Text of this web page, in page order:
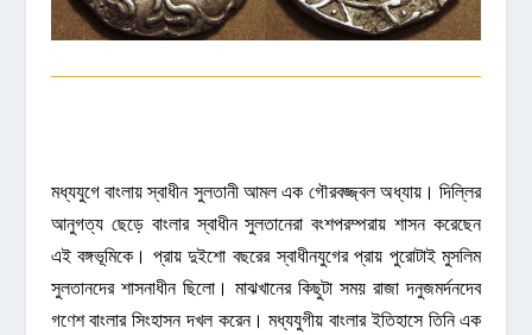
মধ্যযুগেবাংলায় স্বাধীন সুলতানী আমল এক গৌরবজ্জ্বল অধ্যায়। দিল্লির
আনুগত্য ছেড়ে বাংলার স্বাধীন সুলতানেরা বংশপরম্পরায় শাসন করেছেন
এই বঙ্গভূমিকে। প্রায় দুইশো বছরের স্বাধীনযুগের প্রায় পুরোটাই মুসলিম
সুলতানদের শাসনাধীন ছিলো। মাঝখানের কিছুটা সময় রাজা দনুজমর্দনদেব
গণেশ বাংলার সিংহাসন দখল করেন। মধ্যযুগীয় বাংলার ইতিহাসে তিনি এক